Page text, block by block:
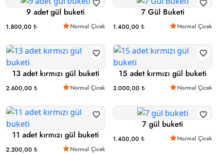
9 adet gül buketi
1.800,00 ₺ Normal Çicek
7 Gül Buketi
1.400,00 ₺ Normal Çicek
13 adet kırmızı gül buketi
2.600,00 ₺ Normal Çicek
15 adet kırmızı gül buketi
3.000,00 ₺ Normal Çicek
11 adet kırmızı gül buketi
2.200,00 ₺ Normal Çicek
7 gül buketi
1.400,00 ₺ Normal Çicek